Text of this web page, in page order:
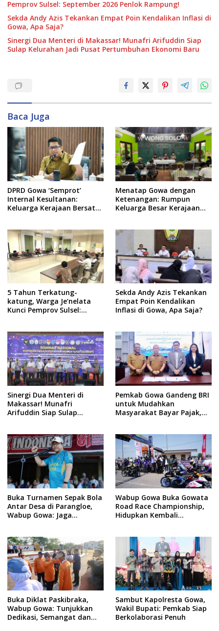
Pemprov Sulsel: September 2026 Penlok Rampung!
Sekda Andy Azis Tekankan Empat Poin Kendalikan Inflasi di
Gowa, Apa Saja?
Sinergi Dua Menteri di Makassar! Munafri Arifuddin Siap
Sulap Kelurahan Jadi Pusat Pertumbuhan Ekonomi Baru
Baca Juga
DPRD Gowa ‘Semprot’
Internal Kesultanan:
Keluarga Kerajaan Bersatu
Menatap Gowa dengan
Ketenangan: Rumpun
Keluarga Besar Kerajaan
Jalur Musyawarah,
Ingatkan Soal Adat dan
Adab
5 Tahun Terkatung-
katung, Warga Je’nelata
Kunci Pemprov Sulsel:
Sekda Andy Azis Tekankan
Empat Poin Kendalikan
Inflasi di Gowa, Apa Saja?
Sinergi Dua Menteri di
Makassar! Munafri
Arifuddin Siap Sulap
Baru
Pemkab Gowa Gandeng BRI
untuk Mudahkan
Masyarakat Bayar Pajak,
Buka Turnamen Sepak Bola
Antar Desa di Parangloe,
Wabup Gowa: Jaga
Wabup Gowa Buka Gowata
Road Race Championship,
Hidupkan Kembali
Buka Diklat Paskibraka,
Wabup Gowa: Tunjukkan
Dedikasi, Semangat dan
Sambut Kapolresta Gowa,
Wakil Bupati: Pemkab Siap
Berkolaborasi Penuh